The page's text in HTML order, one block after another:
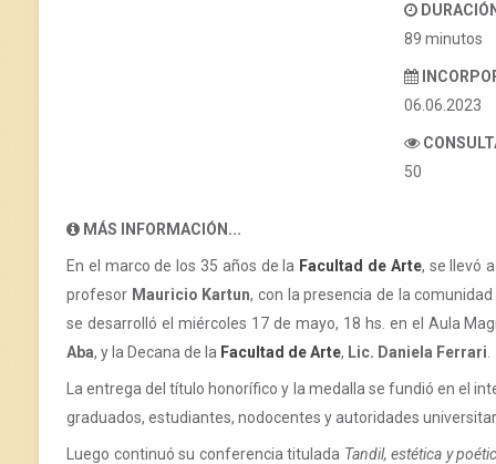
89 minutos
06.06.2023
50
MÁS INFORMACIÓN...
En el marco de los 35 años de la Facultad de Arte, se llevó
profesor Mauricio Kartun, con la presencia de la
se desarrolló el miércoles 17 de mayo, 18 hs. en el Aula
Aba, y la Decana de la Facultad de Arte, Lic. Daniela Ferrari
La entrega del título honorífico y la medalla se fundió en el
graduados, estudiantes, nodocentes y autoridades
Luego continuó su conferencia titulada Tandil, estética y